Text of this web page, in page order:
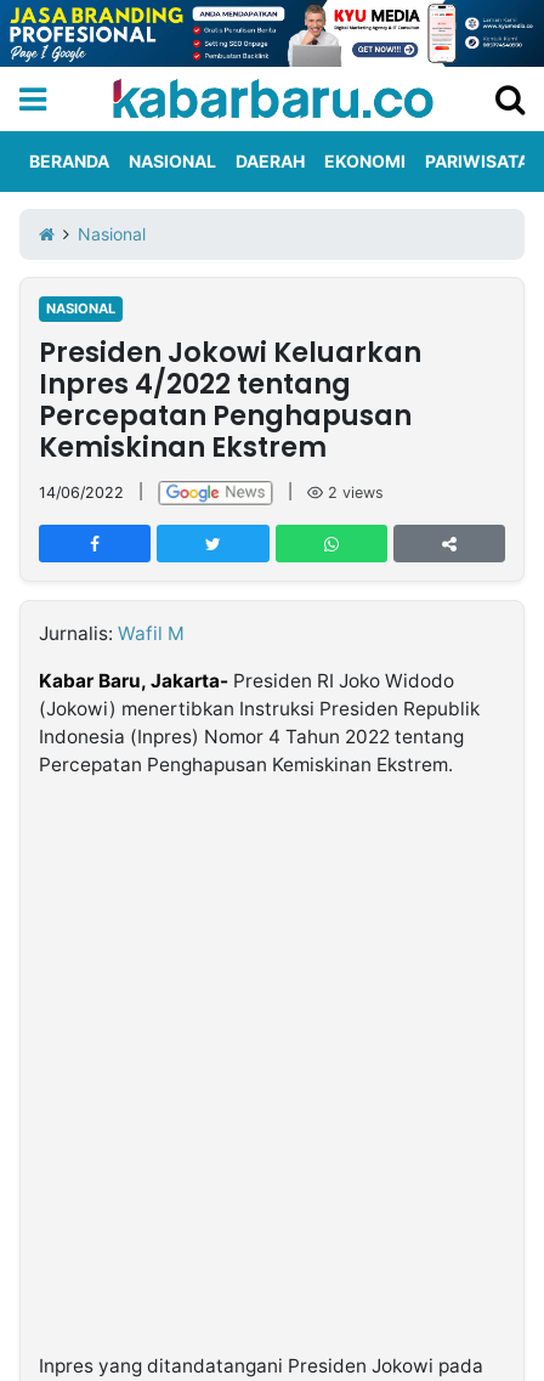
Iklan
Berita
Kami
Nasional
International
Olahraga
Entertainment
Daerah
Pariwisata
Kuliner
Kolom
Network
PT
TREETAN
MULTIMEDIA
INDONESIA
Insight
NTB
Suara
Time
Lens
IDN
Daily
Jogja
Jalan
Rakyat
Idealita
News
Kita
Notice
Dinamikapost.com
Radar
Baru
Seedbacklink
BERANDA NASIONAL DAERAH EKONOMI PARIWISATA
Nasional
NASIONAL
Presiden Jokowi Keluarkan
Inpres 4/2022 tentang
Percepatan Penghapusan
Kemiskinan Ekstrem
14/06/2022 2 views
Jurnalis: Wafil M
Kabar Baru, Jakarta- Presiden RI Joko Widodo
(Jokowi) menertibkan Instruksi Presiden Republik
Indonesia (Inpres) Nomor 4 Tahun 2022 tentang
Percepatan Penghapusan Kemiskinan Ekstrem.
Inpres yang ditandatangani Presiden Jokowi pada